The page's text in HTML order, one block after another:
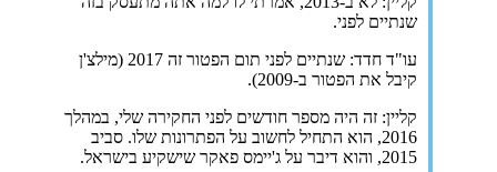
שנתיים לפני.
עו"ד חדד: שנתיים לפני תום הפטור זה 2017 (מילצ'ן
קיבל את הפטור ב-2009).
קליין: זה היה מספר חודשים לפני החקירה שלי, במהלך
2016, הוא התחיל לחשוב על הפתרונות שלו. סביב
2015, והוא דיבר על ג'יימס פאקר שישקיע בישראל.